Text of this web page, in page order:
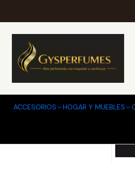
ACCESORIOS HOGAR Y MUEBLES
-